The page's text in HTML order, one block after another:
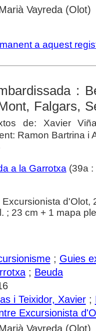
Vayreda (Olot)
a aquest
:
Falgars,
de: Xavier
Ramon Bartrina i
a la Garrotxa (39a :
Excursionista d'Olot,
; 23 cm + 1 mapa
; Guies
; Beuda
i Teixidor, Xavier;
Excursionista
Vayreda (Olot)